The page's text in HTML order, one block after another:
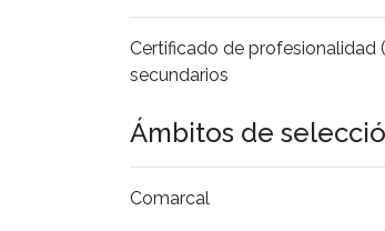
Certificado de profesionalidad
secundarios
Ámbitos de
Comarcal